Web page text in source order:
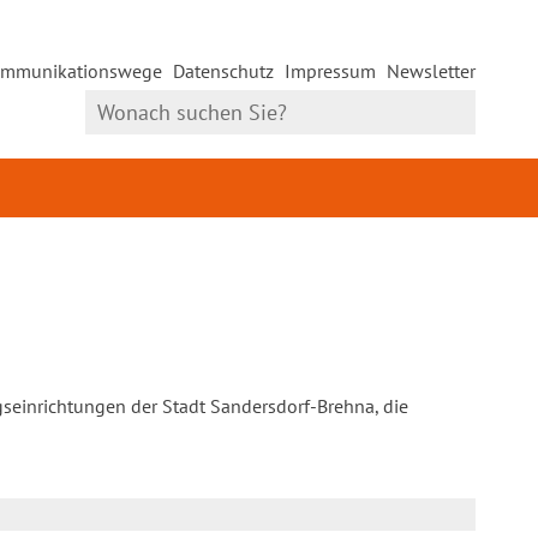
Datenschutz Impressum Newsletter
der Stadt Sandersdorf-Brehna, die